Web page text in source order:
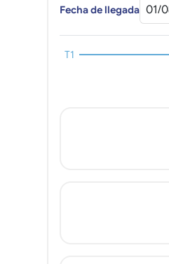
Fecha de llegada
T1